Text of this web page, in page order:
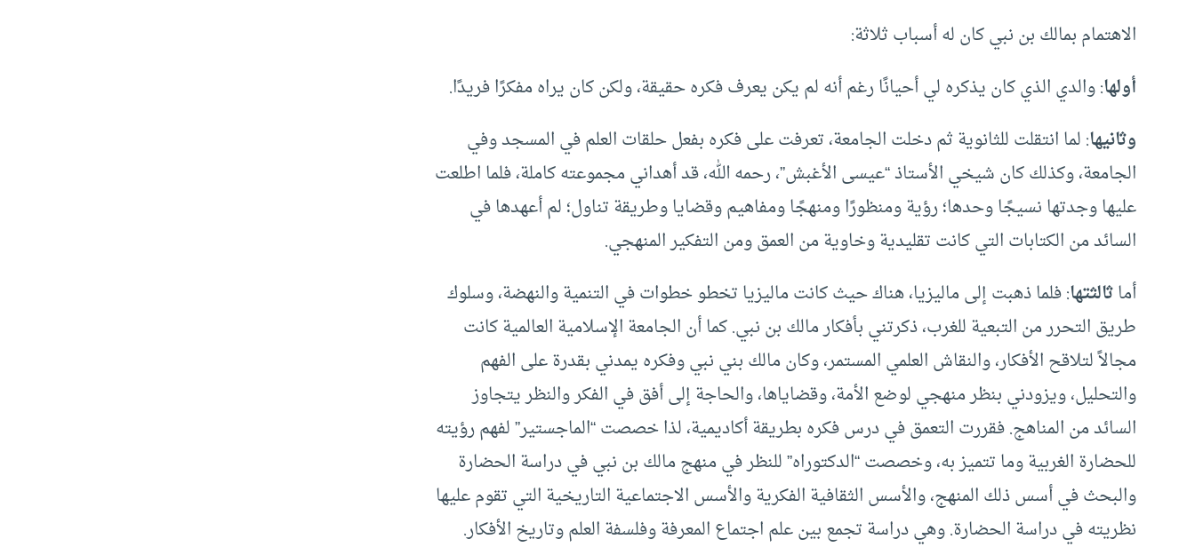
الاهتمام بمالك بن نبي كان له أسباب ثلاثة:
أولها: والدي الذي كان يذكره لي أحيانًا رغم أنه لم يكن يعرف فكره حقيقة، ولكن كان يراه مفكرًا فريدًا.
وثانيها: لما انتقلت للثانوية ثم دخلت الجامعة، تعرفت على فكره بفعل حلقات العلم في المسجد وفي
الجامعة، وكذلك كان شيخي الأستاذ “عيسى الأغبش”، رحمه الله، قد أهداني مجموعته كاملة، فلما اطلعت
عليها وجدتها نسيجًا وحدها؛ رؤية ومنظورًا ومنهجًا ومفاهيم وقضايا وطريقة تناول؛ لم أعهدها في
السائد من الكتابات التي كانت تقليدية وخاوية من العمق ومن التفكير المنهجي.
أماثالثتها: فلما ذهبت إلى ماليزيا، هناك حيث كانت ماليزيا تخطو خطوات في التنمية والنهضة، وسلوك
طريق التحرر من التبعية للغرب، ذكرتني بأفكار مالك بن نبي. كما أن الجامعة الإسلامية العالمية كانت
مجالاً لتلاقح الأفكار، والنقاش العلمي المستمر، وكان مالك بني نبي وفكره يمدني بقدرة على الفهم
والتحليل، ويزودني بنظر منهجي لوضع الأمة، وقضاياها، والحاجة إلى أفق في الفكر والنظر يتجاوز
السائد من المناهج. فقررت التعمق في درس فكره بطريقة أكاديمية، لذا خصصت “الماجستير” لفهم رؤيته
للحضارة الغربية وما تتميز به، وخصصت “الدكتوراه” للنظر في منهج مالك بن نبي في دراسة الحضارة
والبحث في أسس ذلك المنهج، والأسس الثقافية الفكرية والأسس الاجتماعية التاريخية التي تقوم عليها
نظريته في دراسة الحضارة. وهي دراسة تجمع بين علم اجتماع المعرفة وفلسفة العلم وتاريخ الأفكار.